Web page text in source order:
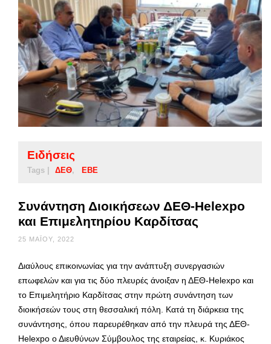
Ειδήσεις
Tags | ΔΕΘ ΕΒΕ
Συνάντηση Διοικήσεων ΔΕΘ-Helexpo
και Επιμελητηρίου Καρδίτσας
25 ΜΑΪ́ΟΥ, 2022
Διαύλους επικοινωνίας για την ανάπτυξη συνεργασιών
επωφελών και για τις δύο πλευρές άνοιξαν η ΔΕΘ-Helexpo και
το Επιμελητήριο Καρδίτσας στην πρώτη συνάντηση των
διοικήσεών τους στη θεσσαλική πόλη. Κατά τη διάρκεια της
συνάντησης, όπου παρευρέθηκαν από την πλευρά της ΔΕΘ-
Helexpo ο Διευθύνων Σύμβουλος της εταιρείας, κ. Κυριάκος